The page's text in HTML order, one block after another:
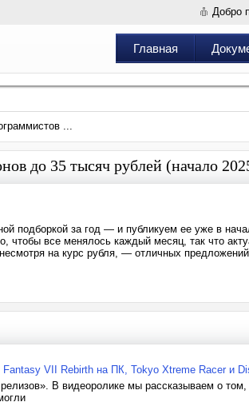
Добро
Главная
...
до 35 тысяч рублей (начало
подборкой за год — и публикуем ее уже в
чтобы все менялось каждый месяц, так что
на курс рубля, — отличных
VII Rebirth на ПК, Tokyo Xtreme Racer и
В видеоролике мы рассказываем о том,